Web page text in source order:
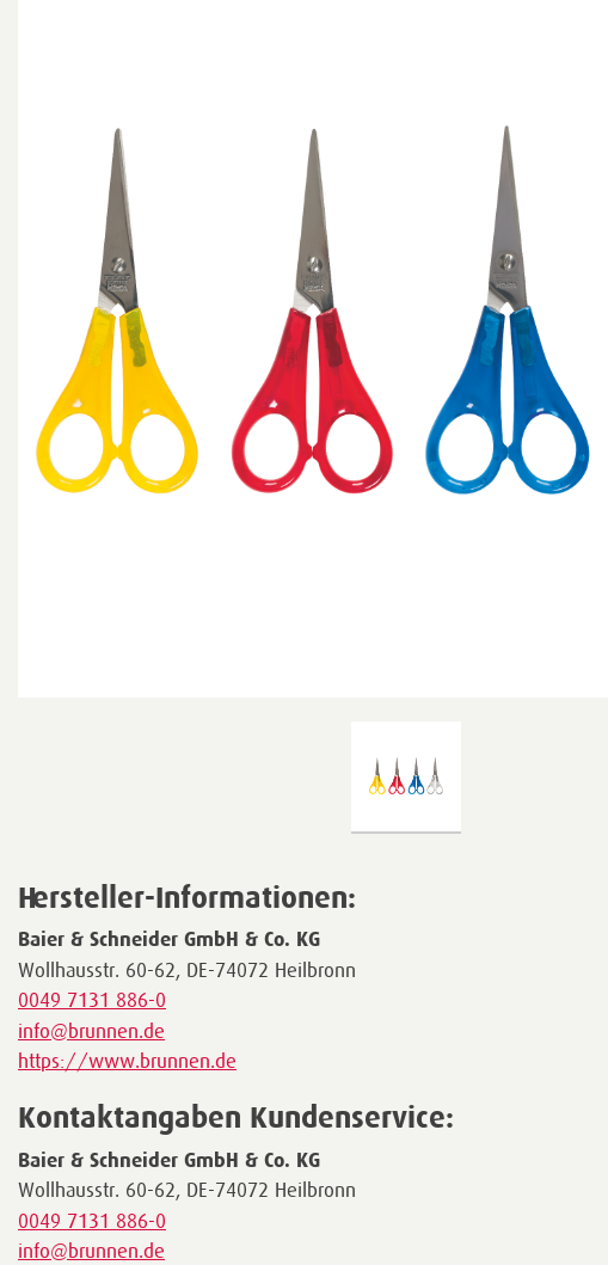
Hersteller-Informationen:
Baier & Schneider GmbH & Co. KG
Wollhausstr. 60-62, DE-74072 Heilbronn
0049 7131 886-0
info@brunnen.de
https://www.brunnen.de
Kontaktangaben Kundenservice:
Baier & Schneider GmbH & Co. KG
Wollhausstr. 60-62, DE-74072 Heilbronn
0049 7131 886-0
info@brunnen.de